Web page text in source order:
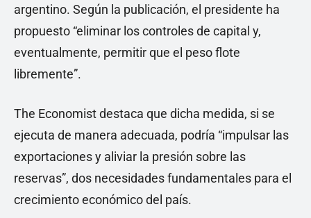
argentino. Según la publicación, el presidente ha
propuesto “eliminar los controles de capital y,
eventualmente, permitir que el peso flote
libremente”.
The Economist destaca que dicha medida, si se
ejecuta de manera adecuada, podría “impulsar las
exportaciones y aliviar la presión sobre las
reservas”, dos necesidades fundamentales para el
crecimiento económico del país.